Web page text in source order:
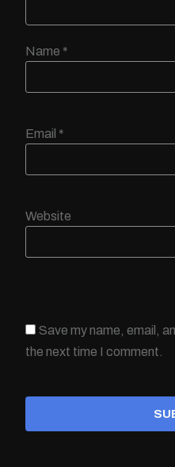
Name *
Email *
Website
Save my name, email,
the next time I comment.